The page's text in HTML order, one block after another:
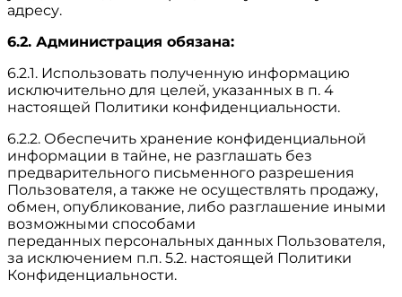
адресу.
6.2. Администрация обязана:
6.2.1. Использовать полученную информацию
исключительно для целей, указанных в п. 4
настоящей Политики конфиденциальности.
6.2.2. Обеспечить хранение конфиденциальной
информации в тайне, не разглашать без
предварительного письменного разрешения
Пользователя, а также не осуществлять продажу,
обмен, опубликование, либо разглашение иными
возможными способами
переданных персональных данных Пользователя,
за исключением п.п. 5.2. настоящей Политики
Конфиденциальности.